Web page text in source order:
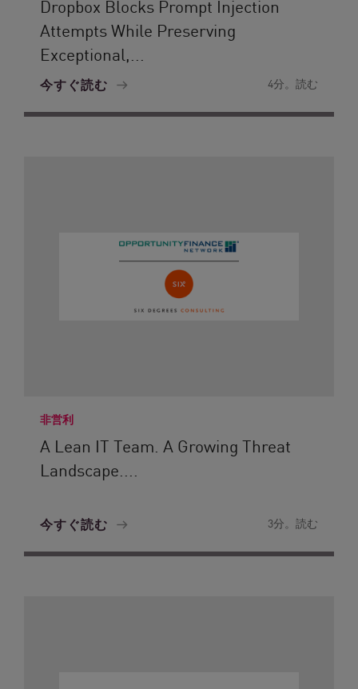
Dropbox Blocks Prompt Injection
Attempts While Preserving
Exceptional,...
今すぐ読む 4分。読む
非営利
A Lean IT Team. A Growing Threat
Landscape....
今すぐ読む 3分。読む